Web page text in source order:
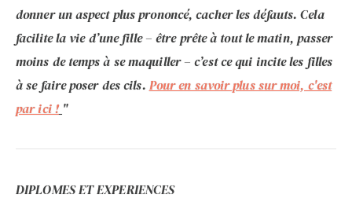
donner un aspect plus prononcé, cacher les défauts. Cela
facilite la vie d’une fille – être prête à tout le matin, passer
moins de temps à se maquiller – c’est ce qui incite les filles
à se faire poser des cils. Pour en savoir plus sur moi, c'est
par ici ! "
DIPLOMES ET EXPERIENCES